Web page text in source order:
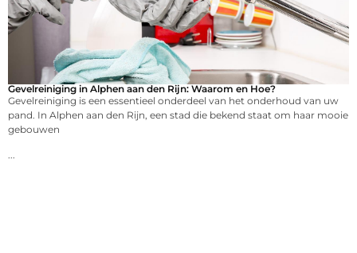
Gevelreiniging in Alphen aan den Rijn: Waarom en Hoe?
Gevelreiniging is een essentieel onderdeel van het onderhoud van uw
pand. In Alphen aan den Rijn, een stad die bekend staat om haar mooie
gebouwen